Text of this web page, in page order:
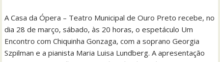
A Casa da Ópera – Teatro Municipal de Ouro Preto recebe, no
dia 28 de março, sábado, às 20 horas, o espetáculo Um
Encontro com Chiquinha Gonzaga, com a soprano Georgia
Szpilman e a pianista Maria Luisa Lundberg. A apresentação